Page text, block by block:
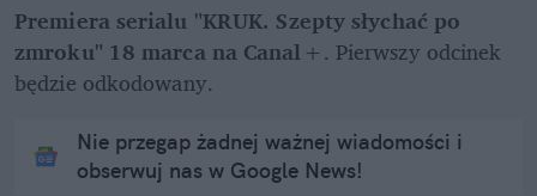
Premiera serialu "KRUK. Szepty słychać po
zmroku" 18 marca na Canal+. Pierwszy odcinek
będzie odkodowany.
Nie przegap żadnej ważnej wiadomości i
obserwuj nas w Google News!